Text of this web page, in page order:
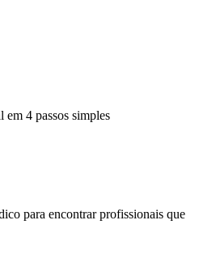
em 4 passos simples
para encontrar profissionais que